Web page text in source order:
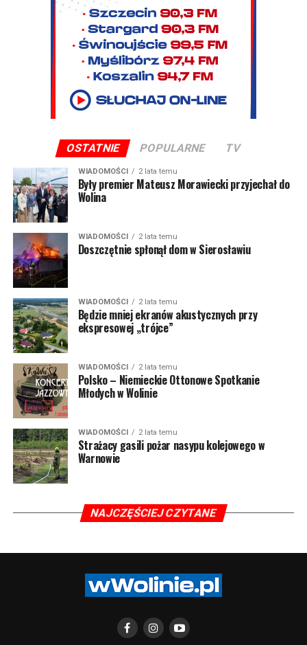
OSTATNIE POPULARNE TV
WIADOMOŚCI 2 lata temu
Były premier Mateusz Morawiecki przyjechał do
Wolina
WIADOMOŚCI 2 lata temu
Doszczętnie spłonął dom w Sierosławiu
WIADOMOŚCI 2 lata temu
Będzie mniej ekranów akustycznych przy
ekspresowej „trójce”
WIADOMOŚCI 2 lata temu
Polsko – Niemieckie Ottonowe Spotkanie
Młodych w Wolinie
WIADOMOŚCI 2 lata temu
Strażacy gasili pożar nasypu kolejowego w
Warnowie
NAJCZĘŚCIEJ CZYTANE